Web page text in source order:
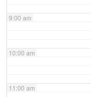
9:00 am
10:00 am
11:00 am